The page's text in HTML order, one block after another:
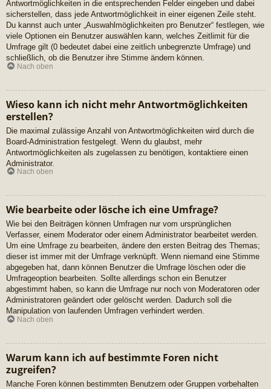
Antwortmöglichkeiten in die entsprechenden Felder eingeben und dabei
sicherstellen, dass jede Antwortmöglichkeit in einer eigenen Zeile steht.
Du kannst auch unter „Auswahlmöglichkeiten pro Benutzer“ festlegen, wie
viele Optionen ein Benutzer auswählen kann, welches Zeitlimit für die
Umfrage gilt (0 bedeutet dabei eine zeitlich unbegrenzte Umfrage) und
schließlich, ob die Benutzer ihre Stimme ändern können.
Nach oben
Wieso kann ich nicht mehr Antwortmöglichkeiten
erstellen?
Die maximal zulässige Anzahl von Antwortmöglichkeiten wird durch die
Board-Administration festgelegt. Wenn du glaubst, mehr
Antwortmöglichkeiten als zugelassen zu benötigen, kontaktiere einen
Administrator.
Nach oben
Wie bearbeite oder lösche ich eine Umfrage?
Wie bei den Beiträgen können Umfragen nur vom ursprünglichen
Verfasser, einem Moderator oder einem Administrator bearbeitet werden.
Um eine Umfrage zu bearbeiten, ändere den ersten Beitrag des Themas;
dieser ist immer mit der Umfrage verknüpft. Wenn niemand eine Stimme
abgegeben hat, dann können Benutzer die Umfrage löschen oder die
Umfrageoption bearbeiten. Sollte allerdings schon ein Benutzer
abgestimmt haben, so kann die Umfrage nur noch von Moderatoren oder
Administratoren geändert oder gelöscht werden. Dadurch soll die
Manipulation von laufenden Umfragen verhindert werden.
Nach oben
Warum kann ich auf bestimmte Foren nicht
zugreifen?
Manche Foren können bestimmten Benutzern oder Gruppen vorbehalten